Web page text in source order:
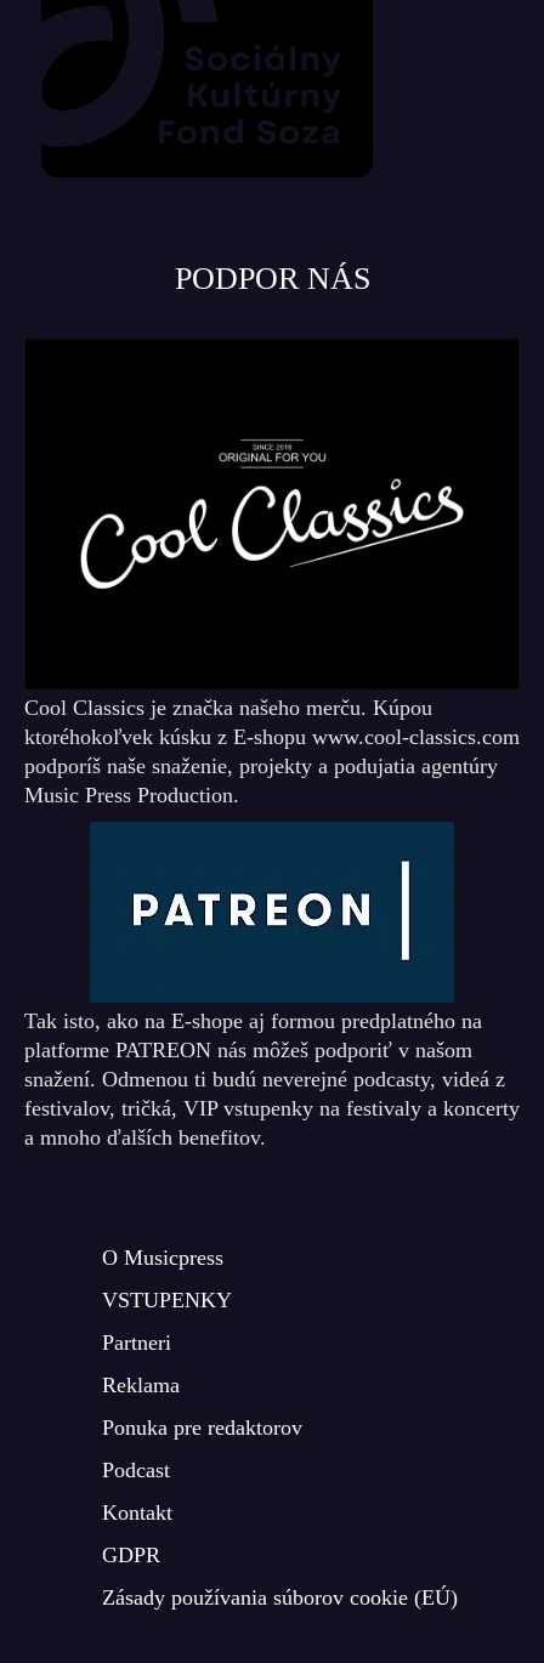
PODPOR NÁS
Cool Classics je značka našeho merču. Kúpou
ktoréhokoľvek kúsku z E-shopu www.cool-classics.com
podporíš naše snaženie, projekty a podujatia agentúry
Music Press Production.
Tak isto, ako na E-shope aj formou predplatného na
platforme PATREON nás môžeš podporiť v našom
snažení. Odmenou ti budú neverejné podcasty, videá z
festivalov, tričká, VIP vstupenky na festivaly a koncerty
a mnoho ďalších benefitov.
O Musicpress
VSTUPENKY
Partneri
Reklama
Ponuka pre redaktorov
Podcast
Kontakt
GDPR
Zásady používania súborov cookie (EÚ)